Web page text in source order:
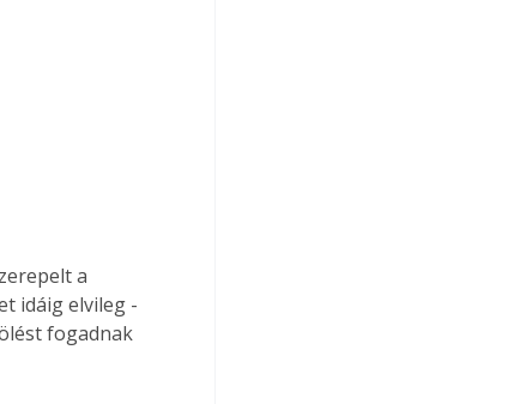
a
idáig elvileg -
fogadnak